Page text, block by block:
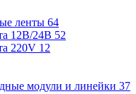
ленты 64
12В/24В 52
220V 12
модули и линейки 37